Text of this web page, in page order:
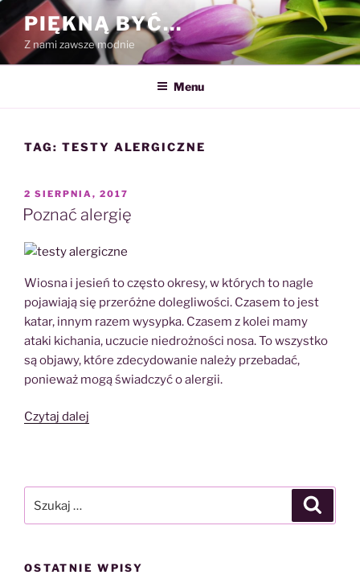
Przejdź
do
treści
PIĘKNĄ BYĆ…
Z nami zawsze modnie
Menu
TAG: TESTY ALERGICZNE
OPUBLIKOWANE
W
2 SIERPNIA, 2017
Poznać alergię
Wiosna i jesień to często okresy, w których to nagle
pojawiają się przeróżne dolegliwości. Czasem to jest
katar, innym razem wysypka. Czasem z kolei mamy
ataki kichania, uczucie niedrożności nosa. To wszystko
są objawy, które zdecydowanie należy przebadać,
ponieważ mogą świadczyć o alergii.
Czytaj dalej
OSTATNIE WPISY